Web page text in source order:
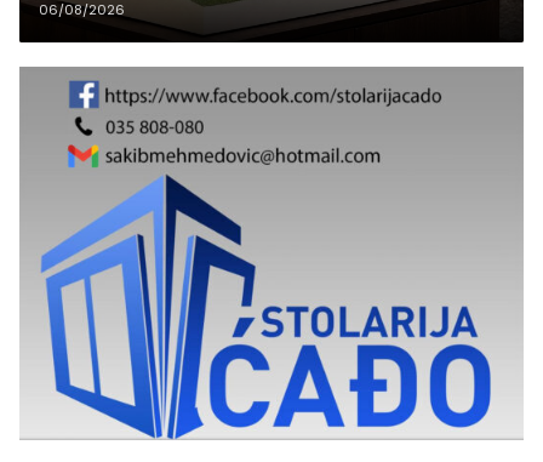
muzejskog tipa
06/08/2026